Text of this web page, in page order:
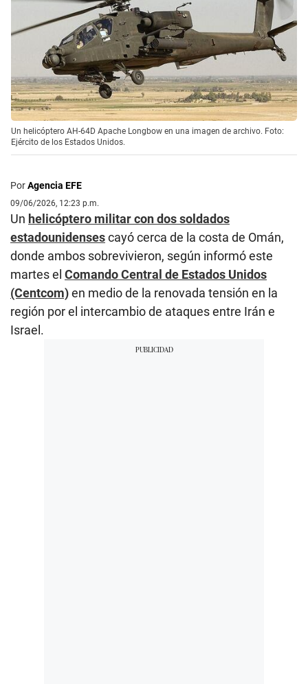
Un helicóptero AH-64D Apache Longbow en una imagen de archivo. Foto:
Ejército de los Estados Unidos.
PorAgencia EFE
09/06/2026, 12:23 p.m.
Un helicóptero militar con dos soldados
estadounidensescayó cerca de la costa de Omán,
donde ambos sobrevivieron, según informó este
martes el Comando Central de Estados Unidos
(Centcom)en medio de la renovada tensión en la
región por el intercambio de ataques entre Irán e
Israel.